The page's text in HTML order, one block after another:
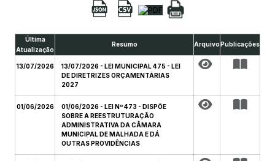
Última
Atualização
Resumo ArquivoPublicações
13/07/2026
13/07/2026 - LEI MUNICIPAL 475 - LEI
DE DIRETRIZES ORÇAMENTÁRIAS
2027
01/06/2026
01/06/2026 - LEI Nº 473 - DISPÕE
SOBRE A REESTRUTURAÇÃO
ADMINISTRATIVA DA CÂMARA
MUNICIPAL DE MALHADA E DÁ
OUTRAS PROVIDÊNCIAS